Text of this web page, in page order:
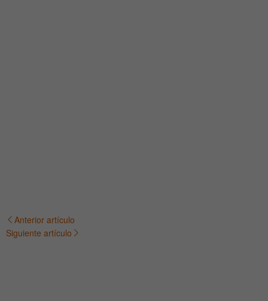
Navegación
Anterior artículo
Siguiente artículo